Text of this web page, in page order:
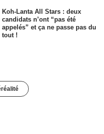
Koh-Lanta All Stars : deux
candidats n’ont “pas été
appelés” et ça ne passe pas du
tout !